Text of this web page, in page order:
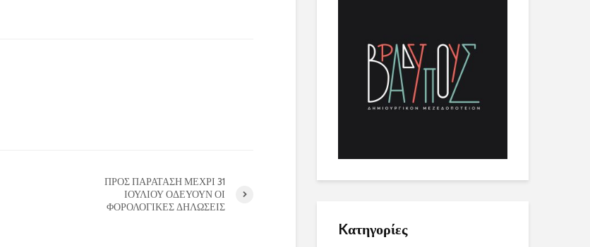
ΠΡΟΣ ΠΑΡΑΤΑΣΗ ΜΕΧΡΙ 31
ΙΟΥΛΙΟΥ ΟΔΕΥΟΥΝ ΟΙ
ΦΟΡΟΛΟΓΙΚΕΣ ΔΗΛΩΣΕΙΣ
Kατηγορίες